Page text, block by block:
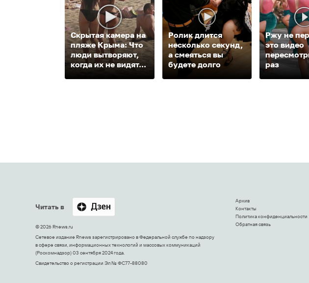
Скрытая камера на
пляже Крыма: Что
люди вытворяют,
когда их не видят...
Ролик длится
несколько секунд,
а смеяться вы
будете долго
Ржу не
это видео
раз
Читать в
© 2026 Rnews.ru
Сетевое издание Rnews зарегистрировано в Федеральной службе по надзору
в сфере связи, информационных технологий и массовых коммуникаций
(Роскомнадзор) 03 сентября 2024 года.
Свидетельство о регистрации Эл № ФС77-88080
Архив
Контакты
Политика конфиденциальности
Обратная связь